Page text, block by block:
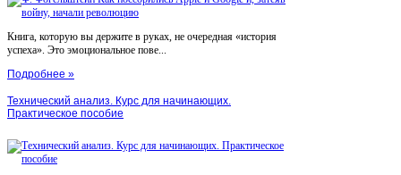
Книга, которую вы держите в руках, не очередная «история
успеха». Это эмоциональное пове...
Подробнее »
Технический анализ. Курс для начинающих.
Практическое пособие